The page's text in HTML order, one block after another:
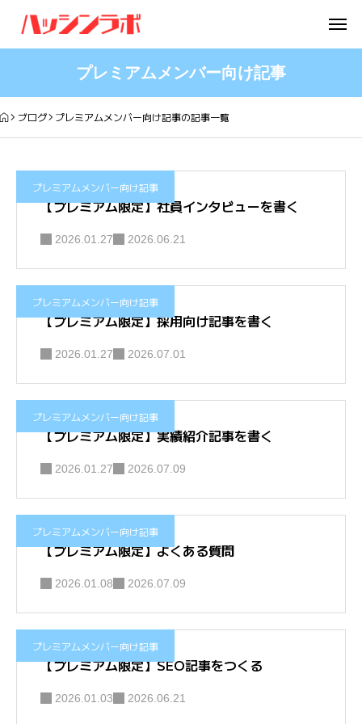
プレミアムメンバー向け記事
ブログ プレミアムメンバー向け記事の記事一覧
プレミアムメンバー向け記事
【プレミアム限定】社員インタビューを書く
2026.01.27 2026.06.21
プレミアムメンバー向け記事
【プレミアム限定】採用向け記事を書く
2026.01.27 2026.07.01
プレミアムメンバー向け記事
【プレミアム限定】実績紹介記事を書く
2026.01.27 2026.07.09
プレミアムメンバー向け記事
【プレミアム限定】よくある質問
2026.01.08 2026.07.09
プレミアムメンバー向け記事
【プレミアム限定】SEO記事をつくる
2026.01.03 2026.06.21